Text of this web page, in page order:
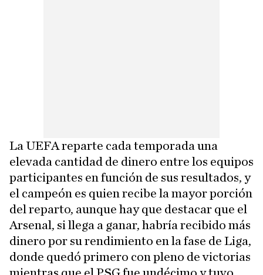
La UEFA reparte cada temporada una
elevada cantidad de dinero entre los equipos
participantes en función de sus resultados, y
el campeón es quien recibe la mayor porción
del reparto, aunque hay que destacar que el
Arsenal, si llega a ganar, habría recibido más
dinero por su rendimiento en la fase de Liga,
donde quedó primero con pleno de victorias